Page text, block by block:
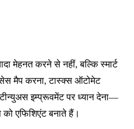
मेहनत करने से नहीं, बल्कि स्मार्ट
मैप करना, टास्क्स ऑटोमेट
इम्प्रूवमेंट पर ध्यान देना—
एफिशिएंट बनाते हैं।